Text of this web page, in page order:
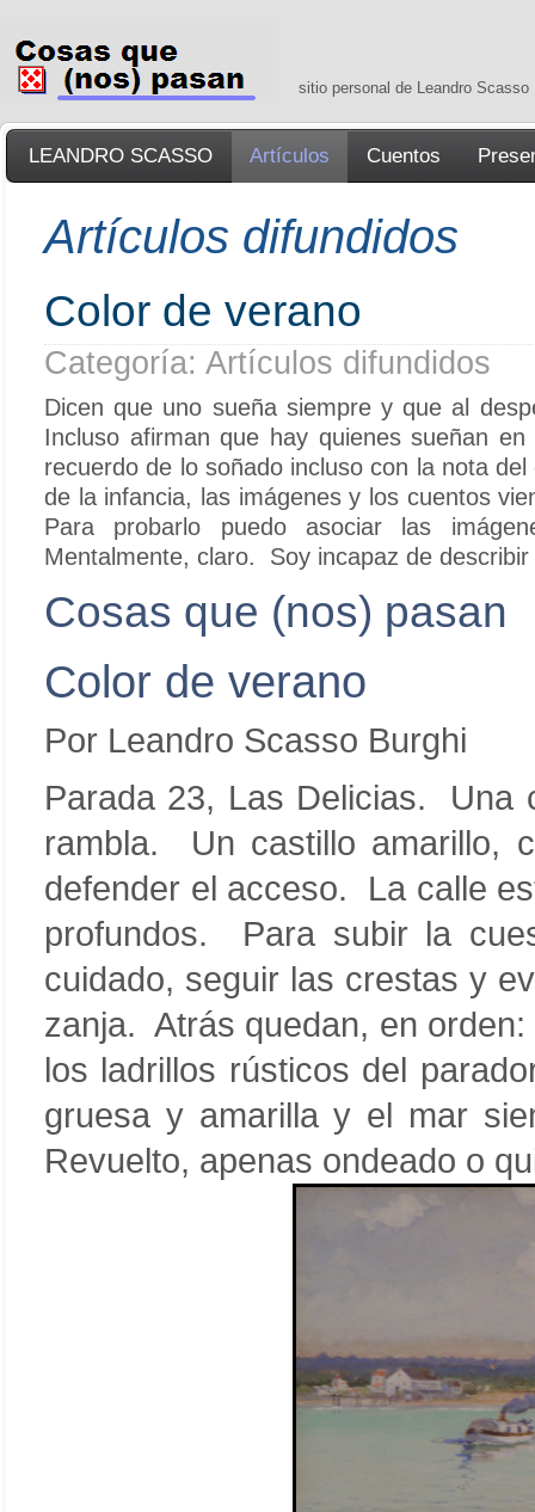
sitio personal de Leandro
LEANDRO SCASSO Artículos Cuentos
Artículos difundidos
Color de verano
Categoría: Artículos difundidos
Dicen que uno sueña siempre y que al
Incluso afirman que hay quienes sueñan
recuerdo de lo soñado incluso con la nota
de la infancia, las imágenes y los cuentos
Para probarlo puedo asociar las
Mentalmente, claro. Soy incapaz de
Cosas que (nos) pasan
Color de verano
Por Leandro Scasso Burghi
Parada 23, Las Delicias. Una
rambla. Un castillo amarillo,
defender el acceso. La calle
profundos. Para subir la
cuidado, seguir las crestas y
zanja. Atrás quedan, en
los ladrillos rústicos del
gruesa y amarilla y el mar
Revuelto, apenas ondeado o